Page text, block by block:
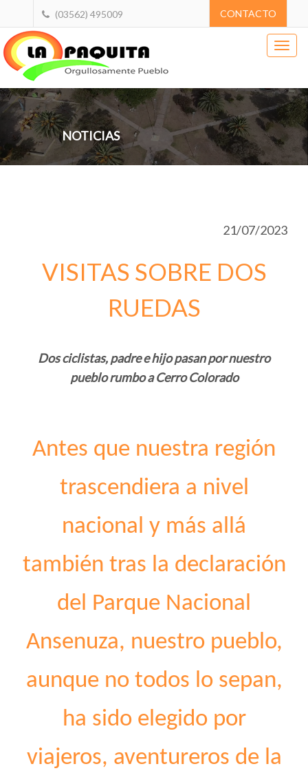
(03562) 495009 CONTACTO
NOTICIAS
21/07/2023
VISITAS SOBRE DOS
RUEDAS
Dos ciclistas, padre e hijo pasan por nuestro
pueblo rumbo a Cerro Colorado
Antes que nuestra región
trascendiera a nivel
nacional y más allá
también tras la declaración
del Parque Nacional
Ansenuza, nuestro pueblo,
aunque no todos lo sepan,
ha sido elegido por
viajeros, aventureros de la